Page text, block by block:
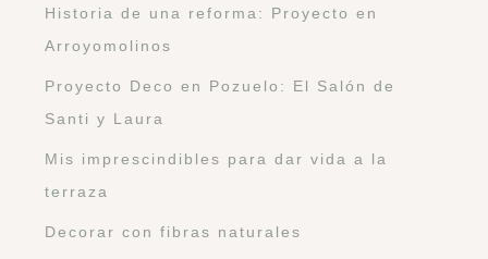
Historia de una reforma: Proyecto en
Arroyomolinos
Proyecto Deco en Pozuelo: El Salón de
Santi y Laura
Mis imprescindibles para dar vida a la
terraza
Decorar con fibras naturales